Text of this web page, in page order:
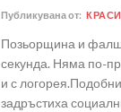
Публикувана от:
Позьорщина и фалш
секунда. Няма по-
и с
задръстиха